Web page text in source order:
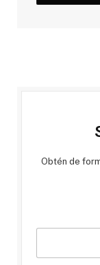
Obtén de